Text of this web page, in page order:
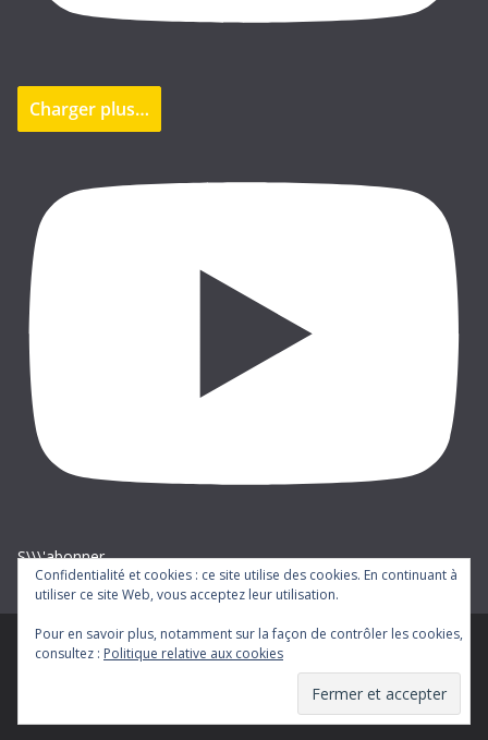
Charger plus…
S\\\'abonner
. Tous droits réservés.
par ThemeGrill. Propulsé parWordPress
Confidentialité et cookies : ce site utilise des cookies. En continuant à
utiliser ce site Web, vous acceptez leur utilisation.
Pour en savoir plus, notamment sur la façon de contrôler les cookies,
consultez : Politique relative aux cookies